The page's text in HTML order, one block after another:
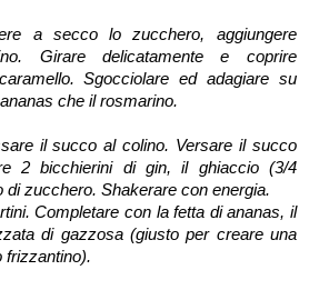
a secco lo zucchero, aggiungere
Girare delicatamente e coprire
Sgocciolare ed adagiare su
che il rosmarino.
il succo al colino. Versare il succo
2 bicchierini di gin, il ghiaccio (3/4
di zucchero. Shakerare con energia.
Completare con la fetta di ananas, il
di gazzosa (giusto per creare una
frizzantino).